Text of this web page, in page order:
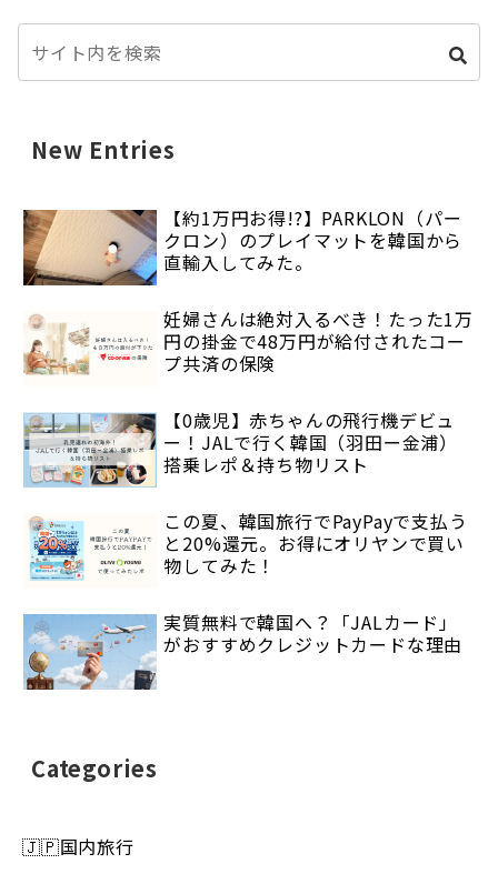
New Entries
【約1万円お得!?】PARKLON（パー
クロン）のプレイマットを韓国から
直輸入してみた。
妊婦さんは絶対入るべき！たった1万
円の掛金で48万円が給付されたコー
プ共済の保険
【0歳児】赤ちゃんの飛行機デビュ
ー！JALで行く韓国（羽田ー金浦）
搭乗レポ＆持ち物リスト
この夏、韓国旅行でPayPayで支払う
と20%還元。お得にオリヤンで買い
物してみた！
実質無料で韓国へ？「JALカード」
がおすすめクレジットカードな理由
Categories
🇯🇵国内旅行